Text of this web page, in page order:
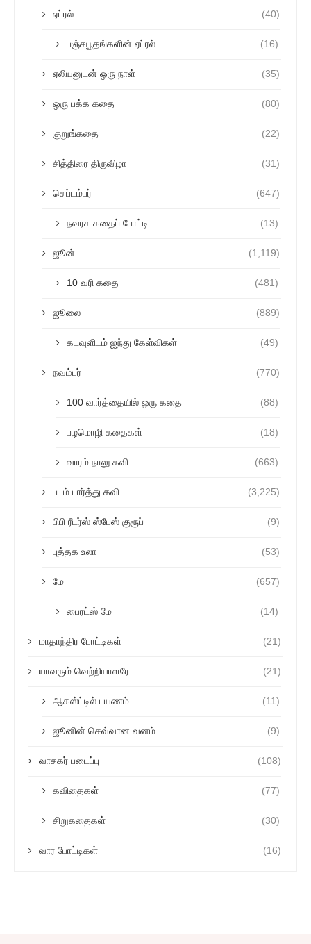
ஏப்ரல் (40)
பஞ்சபூதங்களின் ஏப்ரல் (16)
ஏலியனுடன் ஒரு நாள் (35)
ஒரு பக்க கதை (80)
குறுங்கதை (22)
சித்திரை திருவிழா (31)
செப்டம்பர் (647)
நவரச கதைப் போட்டி (13)
ஜூன் (1,119)
10 வரி கதை (481)
ஜூலை (889)
கடவுளிடம் ஐந்து கேள்விகள் (49)
நவம்பர் (770)
100 வார்த்தையில் ஒரு கதை (88)
பழமொழி கதைகள் (18)
வாரம் நாலு கவி (663)
படம் பார்த்து கவி (3,225)
பிபி ரீடர்ஸ் ஸ்பேஸ் குரூப் (9)
புத்தக உலா (53)
மே (657)
பைரட்ஸ் மே (14)
மாதாந்திர போட்டிகள் (21)
யாவரும் வெற்றியாளரே (21)
ஆகஸ்ட்டில் பயணம் (11)
ஜூனின் செவ்வான வனம் (9)
வாசகர் படைப்பு (108)
கவிதைகள் (77)
சிறுகதைகள் (30)
வார போட்டிகள் (16)